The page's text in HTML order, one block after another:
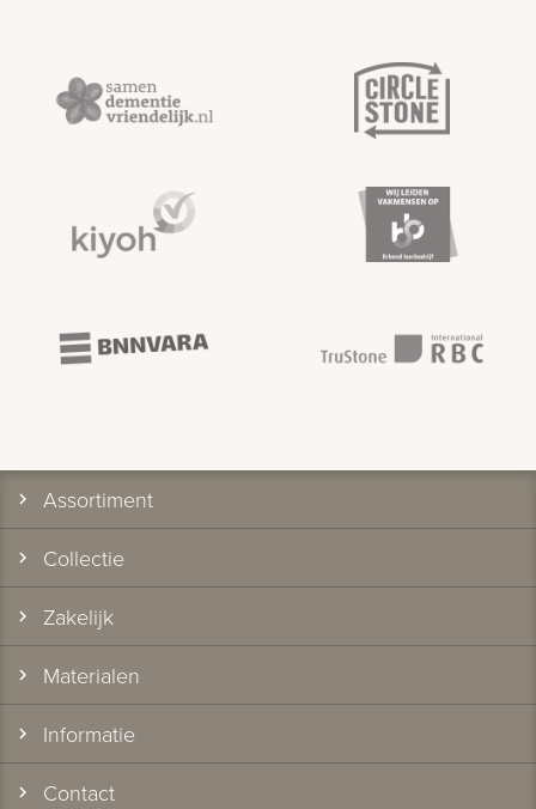
Assortiment
Collectie
Zakelijk
Materialen
Informatie
Contact